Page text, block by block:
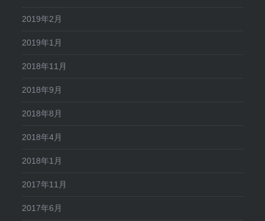
2019年2月
2019年1月
2018年11月
2018年9月
2018年8月
2018年4月
2018年1月
2017年11月
2017年6月